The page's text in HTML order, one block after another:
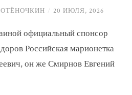
/ 20 ИЮЛЯ, 2026
официальный спонсор
Российская марионетка
он же Смирнов Евгений